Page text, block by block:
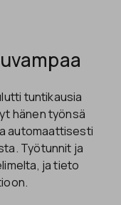
tuntikausia
hänen työnsä
automaattisesti
Työtunnit ja
ja tieto